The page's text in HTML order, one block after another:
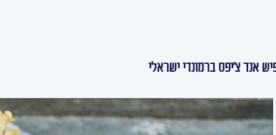
אנד צ'יפס ברמונדי ישראלי